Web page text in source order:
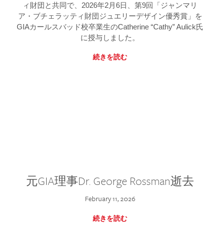
ィ財団と共同で、2026年2月6日、第9回「ジャンマリ
ア・ブチェラッティ財団ジュエリーデザイン優秀賞」を
GIAカールスバッド校卒業生のCatherine “Cathy” Aulick氏
に授与しました。
続きを読む
元GIA理事Dr. George Rossman逝去
February 11, 2026
続きを読む